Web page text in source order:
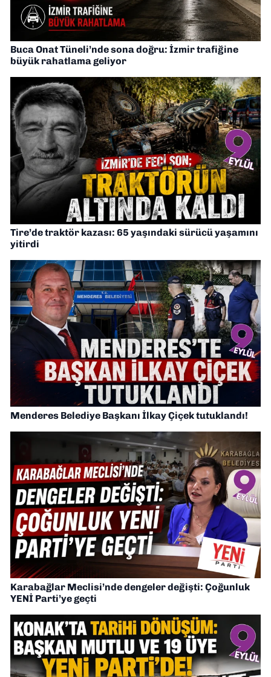
Buca Onat Tüneli’nde sona doğru: İzmir trafiğine
büyük rahatlama geliyor
Tire’de traktör kazası: 65 yaşındaki sürücü yaşamını
yitirdi
Menderes Belediye Başkanı İlkay Çiçek tutuklandı!
Karabağlar Meclisi’nde dengeler değişti: Çoğunluk
YENİ Parti’ye geçti